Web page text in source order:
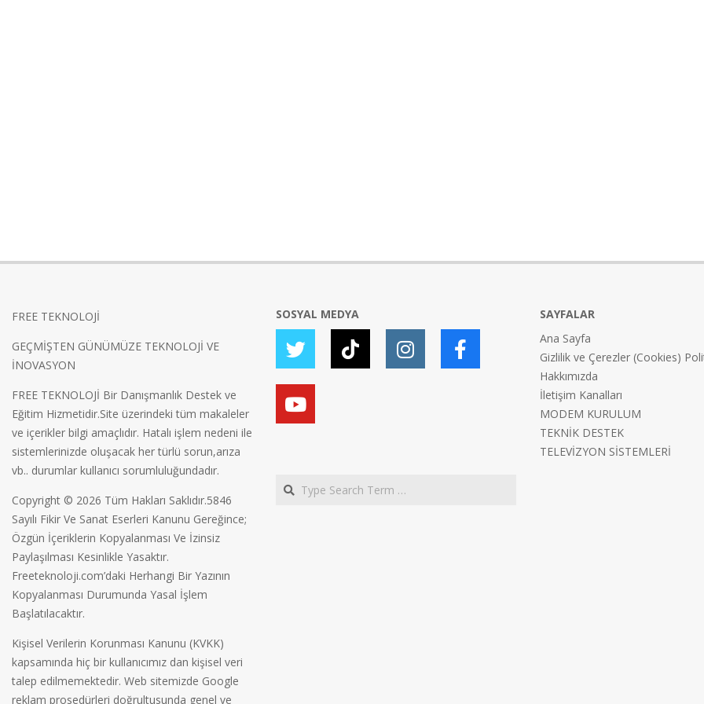
FREE TEKNOLOJİ
GEÇMİŞTEN GÜNÜMÜZE TEKNOLOJİ VE
İNOVASYON
FREE TEKNOLOJİ Bir Danışmanlık Destek ve
Eğitim Hizmetidir.Site üzerindeki tüm makaleler
ve içerikler bilgi amaçlıdır. Hatalı işlem nedeni ile
sistemlerinizde oluşacak her türlü sorun,arıza
vb.. durumlar kullanıcı sorumluluğundadır.
Copyright © 2026 Tüm Hakları Saklıdır.5846
Sayılı Fikir Ve Sanat Eserleri Kanunu Gereğince;
Özgün İçeriklerin Kopyalanması Ve İzinsiz
Paylaşılması Kesinlikle Yasaktır.
Freeteknoloji.com’daki Herhangi Bir Yazının
Kopyalanması Durumunda Yasal İşlem
Başlatılacaktır.
Kişisel Verilerin Korunması Kanunu (KVKK)
kapsamında hiç bir kullanıcımız dan kişisel veri
talep edilmemektedir. Web sitemizde Google
reklam prosedürleri doğrultusunda genel ve
SOSYAL MEDYA
Search
SAYFALAR
Ana Sayfa
Gizlilik ve Çerezler (Cookies)
Hakkımızda
İletişim Kanalları
MODEM KURULUM
TEKNİK DESTEK
TELEVİZYON SİSTEMLERİ